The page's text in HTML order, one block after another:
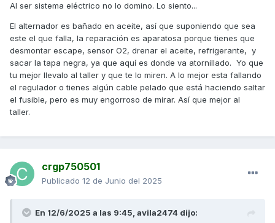
Al ser sistema eléctrico no lo domino. Lo siento...
El alternador es bañado en aceite, así que suponiendo que sea
este el que falla, la reparación es aparatosa porque tienes que
desmontar escape, sensor O2, drenar el aceite, refrigerante, y
sacar la tapa negra, ya que aquí es donde va atornillado. Yo que
tu mejor llevalo al taller y que te lo miren. A lo mejor esta fallando
el regulador o tienes algún cable pelado que está haciendo saltar
el fusible, pero es muy engorroso de mirar. Así que mejor al
taller.
crgp750501
Publicado 12 de Junio del 2025
En 12/6/2025 a las 9:45, avila2474 dijo: